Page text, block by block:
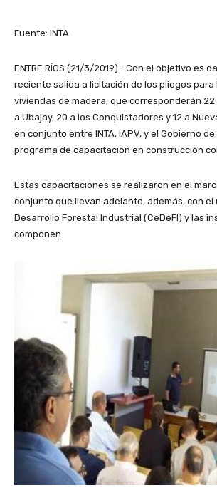
Fuente: INTA
ENTRE RÍOS (21/3/2019).- Con el objetivo es
reciente salida a licitación de los pliegos para
viviendas de madera, que corresponderán 22
a Ubajay, 20 a los Conquistadores y 12 a
en conjunto entre INTA, IAPV, y el Gobierno
programa de capacitación en construcción
Estas capacitaciones se realizaron en el
conjunto que llevan adelante, además, con el
Desarrollo Forestal Industrial (CeDeFI) y las
componen.